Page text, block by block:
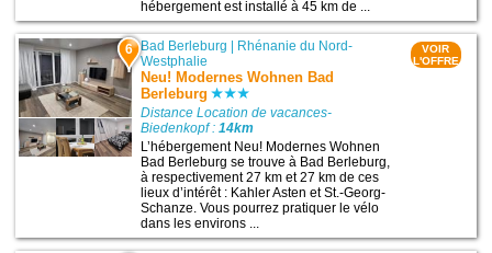
hébergement est installé à 45 km de ...
6 Bad Berleburg | Rhénanie du Nord-
Westphalie
Neu! Modernes Wohnen Bad
Berleburg
Distance Location de vacances-
Biedenkopf :14km
L’hébergement Neu! Modernes Wohnen
Bad Berleburg se trouve à Bad Berleburg,
à respectivement 27 km et 27 km de ces
lieux d’intérêt : Kahler Asten et St.-Georg-
Schanze. Vous pourrez pratiquer le vélo
dans les environs ...
VOIR
L'OFFRE